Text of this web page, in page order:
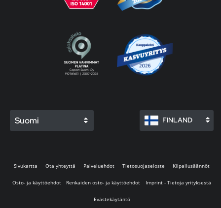
Suomi FINLAND
Sivukartta Ota yhteyttä Palveluehdot Tietosuojaseloste Kilpailusäännöt
Osto- ja käyttöehdot Renkaiden osto- ja käyttöehdot Imprint - Tietoja yrityksestä
Evästekäytäntö